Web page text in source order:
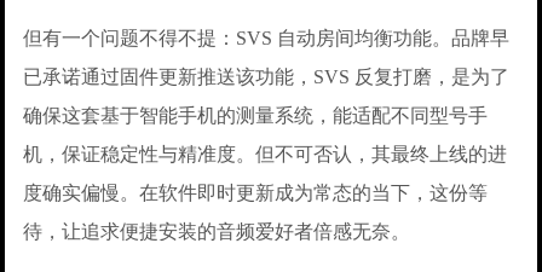
但有一个问题不得不提：SVS 自动房间均衡功能。品牌早
已承诺通过固件更新推送该功能，SVS 反复打磨，是为了
确保这套基于智能手机的测量系统，能适配不同型号手
机，保证稳定性与精准度。但不可否认，其最终上线的进
度确实偏慢。在软件即时更新成为常态的当下，这份等
待，让追求便捷安装的音频爱好者倍感无奈。